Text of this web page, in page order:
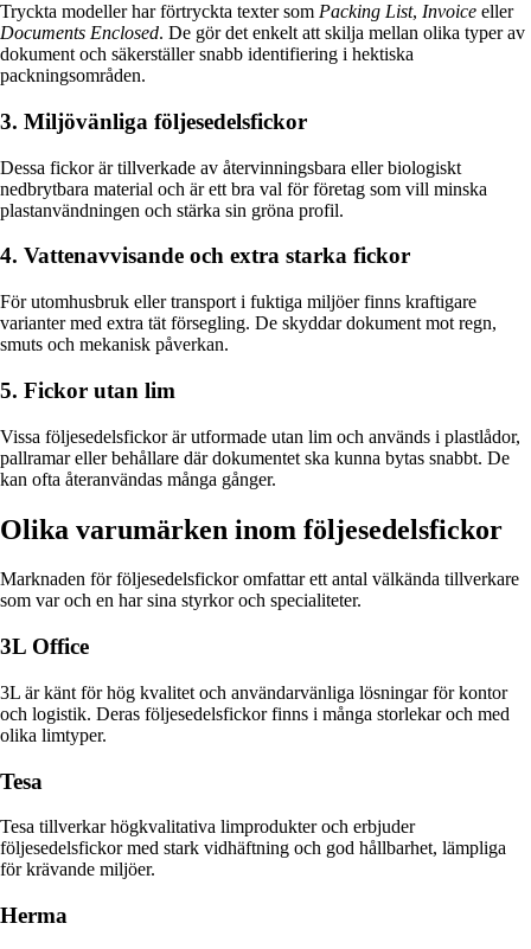
Tryckta modeller har förtryckta texter som Packing List, Invoice eller
Documents Enclosed. De gör det enkelt att skilja mellan olika typer av
dokument och säkerställer snabb identifiering i hektiska
packningsområden.
3. Miljövänliga följesedelsfickor
Dessa fickor är tillverkade av återvinningsbara eller biologiskt
nedbrytbara material och är ett bra val för företag som vill minska
plastanvändningen och stärka sin gröna profil.
4. Vattenavvisande och extra starka fickor
För utomhusbruk eller transport i fuktiga miljöer finns kraftigare
varianter med extra tät försegling. De skyddar dokument mot regn,
smuts och mekanisk påverkan.
5. Fickor utan lim
Vissa följesedelsfickor är utformade utan lim och används i plastlådor,
pallramar eller behållare där dokumentet ska kunna bytas snabbt. De
kan ofta återanvändas många gånger.
Olika varumärken inom följesedelsfickor
Marknaden för följesedelsfickor omfattar ett antal välkända tillverkare
som var och en har sina styrkor och specialiteter.
3L Office
3L är känt för hög kvalitet och användarvänliga lösningar för kontor
och logistik. Deras följesedelsfickor finns i många storlekar och med
olika limtyper.
Tesa
Tesa tillverkar högkvalitativa limprodukter och erbjuder
följesedelsfickor med stark vidhäftning och god hållbarhet, lämpliga
för krävande miljöer.
Herma